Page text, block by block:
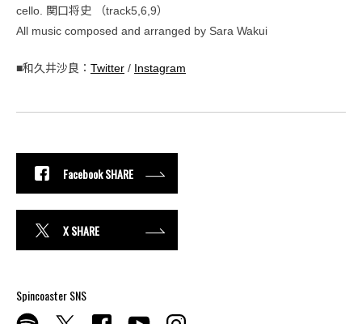
cello. 関口将史 （track5,6,9）
All music composed and arranged by Sara Wakui
■和久井沙良： Twitter / Instagram
Facebook SHARE
X SHARE
Spincoaster SNS